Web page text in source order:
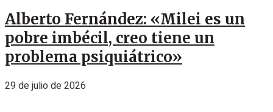
Alberto Fernández: «Milei es un
pobre imbécil, creo tiene un
problema psiquiátrico»
29 de julio de 2026